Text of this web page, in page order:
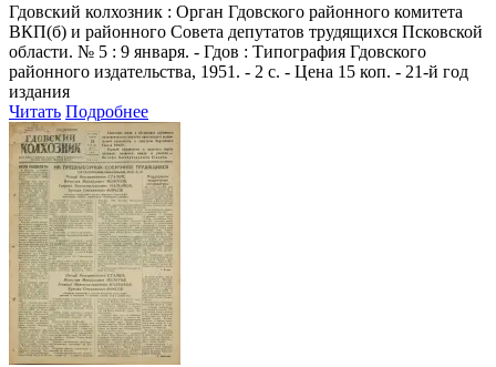
Гдовский колхозник : Орган Гдовского районного комитета
ВКП(б) и районного Совета депутатов трудящихся Псковской
области. № 5 : 9 января. - Гдов : Типография Гдовского
районного издательства, 1951. - 2 с. - Цена 15 коп. - 21-й год
издания
Читать Подробнее